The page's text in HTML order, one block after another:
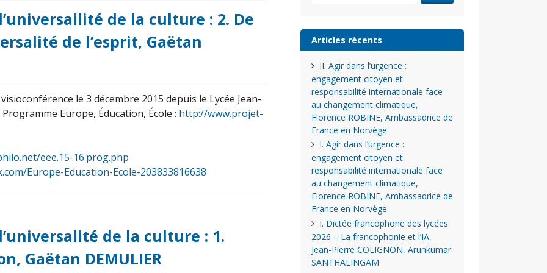
de la culture : 2. De
de l’esprit, Gaëtan
le 3 décembre 2015 depuis le Lycée Jean-
Europe, Éducation, École : http://www.projet-
eee.15-16.prog.php
Europe-Education-Ecole-203833816638
de la culture : 1.
Gaëtan DEMULIER
Articles récents
II. Agir dans l’urgence :
engagement citoyen et
responsabilité internationale face
au changement climatique,
Florence ROBINE, Ambassadrice de
France en Norvège
I. Agir dans l’urgence :
engagement citoyen et
responsabilité internationale face
au changement climatique,
Florence ROBINE, Ambassadrice de
France en Norvège
I. Dictée francophone des lycées
2026 – La francophonie et l’IA,
Jean-Pierre COLIGNON, Arunkumar
SANTHALINGAM